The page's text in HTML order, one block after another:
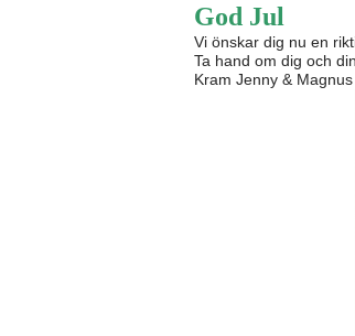
God Jul
Vi önskar dig nu en
Ta hand om dig och
Kram Jenny & Magnus